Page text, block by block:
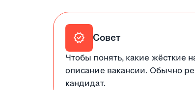
verified Совет
Чтобы понять, какие жёсткие
описание вакансии. Обычно
кандидат.